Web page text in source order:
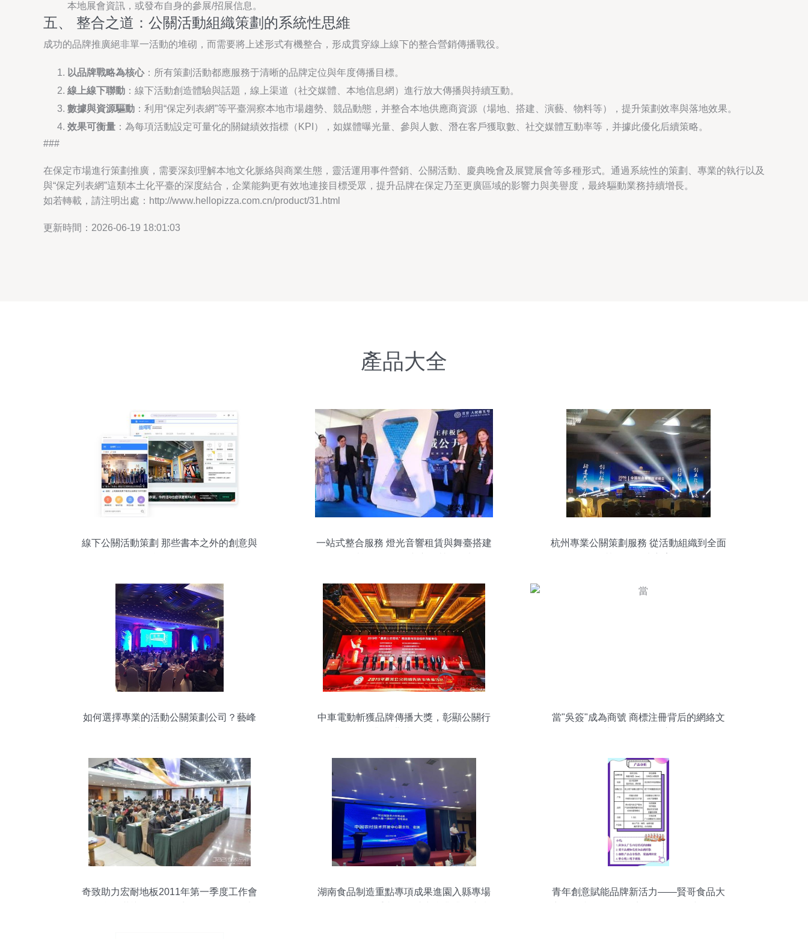
本地展會資訊，或發布自身的參展/招展信息。
五、 整合之道：公關活動組織策劃的系統性思維
成功的品牌推廣絕非單一活動的堆砌，而需要將上述形式有機整合，形成貫穿線上線下的整合營銷傳播戰役。
以品牌戰略為核心：所有策劃活動都應服務于清晰的品牌定位與年度傳播目標。
線上線下聯動 ：線下活動創造體驗與話題，線上渠道（社交媒體、本地信息網）進行放大傳播與持續互動。
數據與資源驅動 ：利用“保定列表網”等平臺洞察本地市場趨勢、競品動態，并整合本地供應商資源（場地、搭建、演藝、物料等），提升策劃效率與落地效果。
效果可衡量 ：為每項活動設定可量化的關鍵績效指標（KPI），如媒體曝光量、參與人數、潛在客戶獲取數、社交媒體互動率等，并據此優化后續策略。
###
在保定市場進行策劃推廣，需要深刻理解本地文化脈絡與商業生態，靈活運用事件營銷、公關活動、慶典晚會及展覽展會等多種形式。通過系統性的策劃、專業的執行以及
與“保定列表網”這類本土化平臺的深度結合，企業能夠更有效地連接目標受眾，提升品牌在保定乃至更廣區域的影響力與美譽度，最終驅動業務持續增長。
如若轉載，請注明出處：http://www.hellopizza.com.cn/product/31.html
更新時間：2026-06-19 18:01:03
產品大全
線下公關活動策劃 那些書本之外的創意與
一站式整合服務 燈光音響租賃與舞臺搭建
杭州專業公關策劃服務 從活動組織到全面
如何選擇專業的活動公關策劃公司？藝峰
中車電動斬獲品牌傳播大獎，彰顯公關行
當"吳簽"成為商號 商標注冊背后的網絡文
奇致助力宏耐地板2011年第一季度工作會
湖南食品制造重點專項成果進園入縣專場
青年創意賦能品牌新活力——賢哥食品大